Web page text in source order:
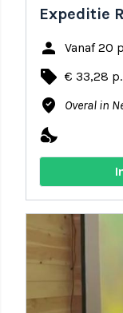
Expeditie
person Vanaf 20
local_offer € 33,28
where_to_vote Overal in
nights_stay